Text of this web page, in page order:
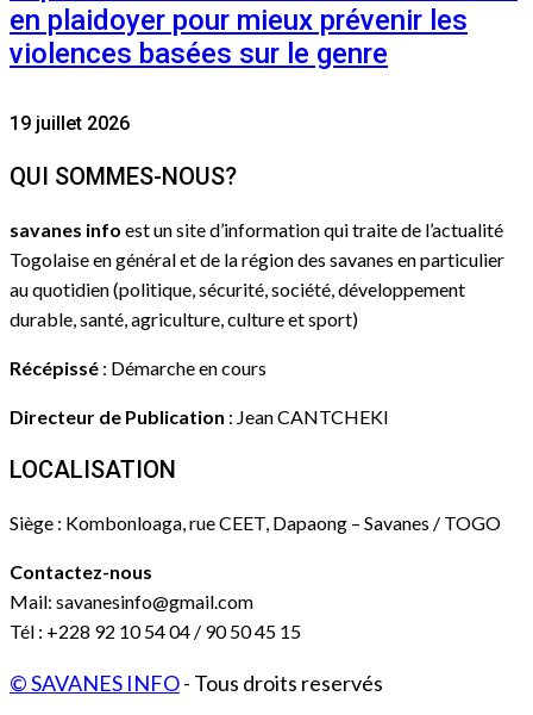
en plaidoyer pour mieux prévenir les
violences basées sur le genre
19 juillet 2026
QUI SOMMES-NOUS?
savanes info est un site d’information qui traite de l’actualité
Togolaise en général et de la région des savanes en particulier
au quotidien (politique, sécurité, société, développement
durable, santé, agriculture, culture et sport)
Récépissé : Démarche en cours
Directeur de Publication : Jean CANTCHEKI
LOCALISATION
Siège : Kombonloaga, rue CEET, Dapaong – Savanes / TOGO
Contactez-nous
Mail: savanesinfo@gmail.com
Tél : +228 92 10 54 04 / 90 50 45 15
© SAVANES INFO- Tous droits reservés